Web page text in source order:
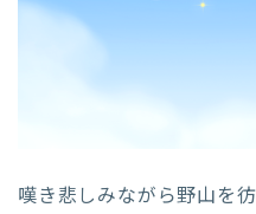
嘆き悲しみながら野山を